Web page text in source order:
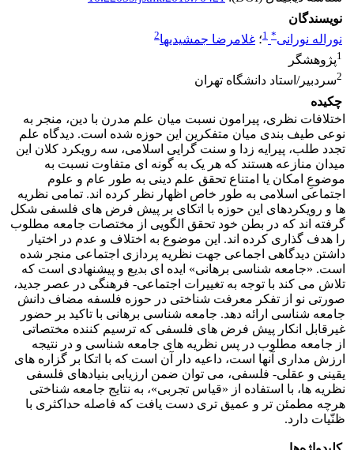
نویسندگان
نوراله نورانی*
1؛ غلامرضا جمشیدیها2
1پژوهشگر
2سردبیر/استاد دانشگاه تهران
چکیده
اختلافات نظری، پیرامون نسبت میان علم مدرن با دین، منجر به
نوعی طیف بندی میان متفکرین این حوزه شده است. دیدگاه علم
تجدد طلب، پیرایه زدا و سنت گرایی اسلامی، سه رویکرد کلان این
میدان منازعه هستند که هر یک به گونه ای متفاوت نسبت به
موضوعِ امکان یا امتناع تحقق علم دینی به طور عام و علوم
اجتماعی اسلامی به طور خاص اظهار نظر کرده اند. تمامی نظریه
ها و رویکردهای این حوزه با اتکای بر پیش فرض های فلسفی شکل
گرفته اند که در بطن خود تحقق الگویی از مختصات جامعه مطلوب
را هدف گذاری کرده اند. این موضوع به اختلاف و عدم در اختیار
داشتن دیدگاهی اجماعی جهت نظریه پردازی اجتماعی منجر شده
است. «جامعه شناسی برهانی» ایده ای بدیع و پیشنهادی است که
تلاش می کند با توجه به تغییرات اجتماعی- فرهنگی در عصر جدید،
صورتی نو از تفکر معرفت شناختی در حوزه فلسفه مضاف دانش
جامعه شناسی ارائه دهد. جامعه شناسی برهانی با تاکید بر حضور
غیرقابل انکار پیش فرض های فلسفی که ترسیم کننده مختصاتی
از جامعه مطلوب در پس نظریه های جامعه شناسی و در نتیجه
ارزش مداری آنها است، داعیه دار آن است که با اتکا بر گزاره های
یقینی و عقلی- فلسفی، می توان ضمن ارزیابی بنیادهای فلسفی
نظریه ها، با استفاده از «قیاس تجربی»، به نتایج جامعه شناختی
هرچه مطمئن تر و عمیق تری دست یافت که فاصله حداکثری با
ظنّیات دارد.